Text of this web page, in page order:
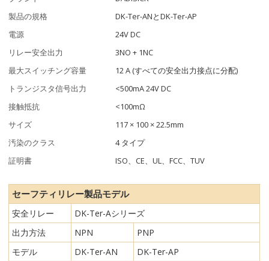
製品の規格
DK-Ter-ANとDK-Ter-AP
電源
24V DC
リレー安全出力
3NO + 1NC
最大スイッチング容量
12 A (すべての安全出力接点に分配)
トランジスタ信号出力
<500mA 24V DC
接触抵抗
<100mΩ
サイズ
117 × 100 × 22.5mm
汚染のクラス
4 タイプ
証明書
ISO、CE、UL、FCC、TUV
セーフティリレー製品モデル
安全リレー
DK-Ter-Aシリーズ
出力方法
NPN
PNP
モデル
DK-Ter-AN DK-Ter-AP